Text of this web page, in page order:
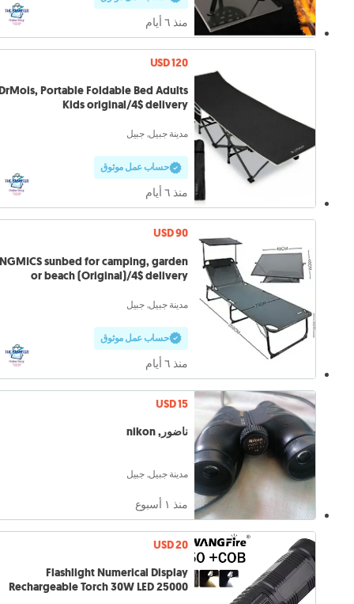
منذ ٦ أيام
USD 120
Portable Foldable Bed Adults
Kids original/4$ delivery
مدينة جبيل, جبيل
حساب عمل موثوق
منذ ٦ أيام
USD 90
sunbed for camping, garden
or beach (Original)/4$ delivery
مدينة جبيل, جبيل
حساب عمل موثوق
منذ ٦ أيام
USD 15
ناضور, nikon
مدينة جبيل, جبيل
منذ ١ أسبوع
USD 20
Flashlight Numerical Display
Rechargeable Torch 30W LED 25000